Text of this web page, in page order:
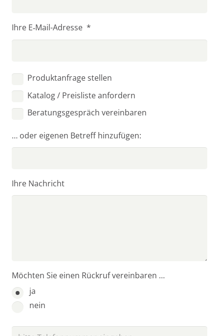
Ihre E‑Mail-Adres­se *
Pro­dukt­an­fra­ge stel­len
Kata­log / Preis­lis­te anfor­dern
Bera­tungs­ge­spräch vereinbaren
… oder eige­nen Betreff hinzufügen:
Ihre Nach­richt
Möch­ten Sie einen Rück­ruf vereinbaren …
ja
nein